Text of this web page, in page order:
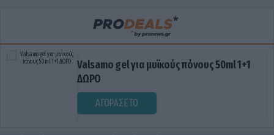
Valsamo gel για μυϊκούς πόνους 50ml 1+1
ΔΩΡΟ
ΑΓΟΡΑΣΕ ΤΟ